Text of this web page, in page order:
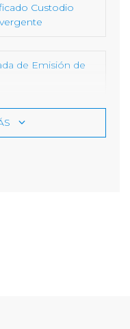
Custodio
de Emisión de